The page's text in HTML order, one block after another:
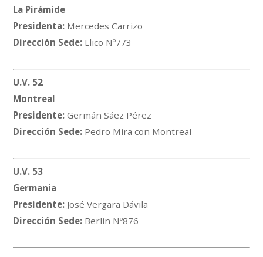
La Pirámide
Presidenta: Mercedes Carrizo
Dirección Sede: Llico Nº773
U.V. 52
Montreal
Presidente: Germán Sáez Pérez
Dirección Sede: Pedro Mira con Montreal
U.V. 53
Germania
Presidente: José Vergara Dávila
Dirección Sede: Berlín Nº876